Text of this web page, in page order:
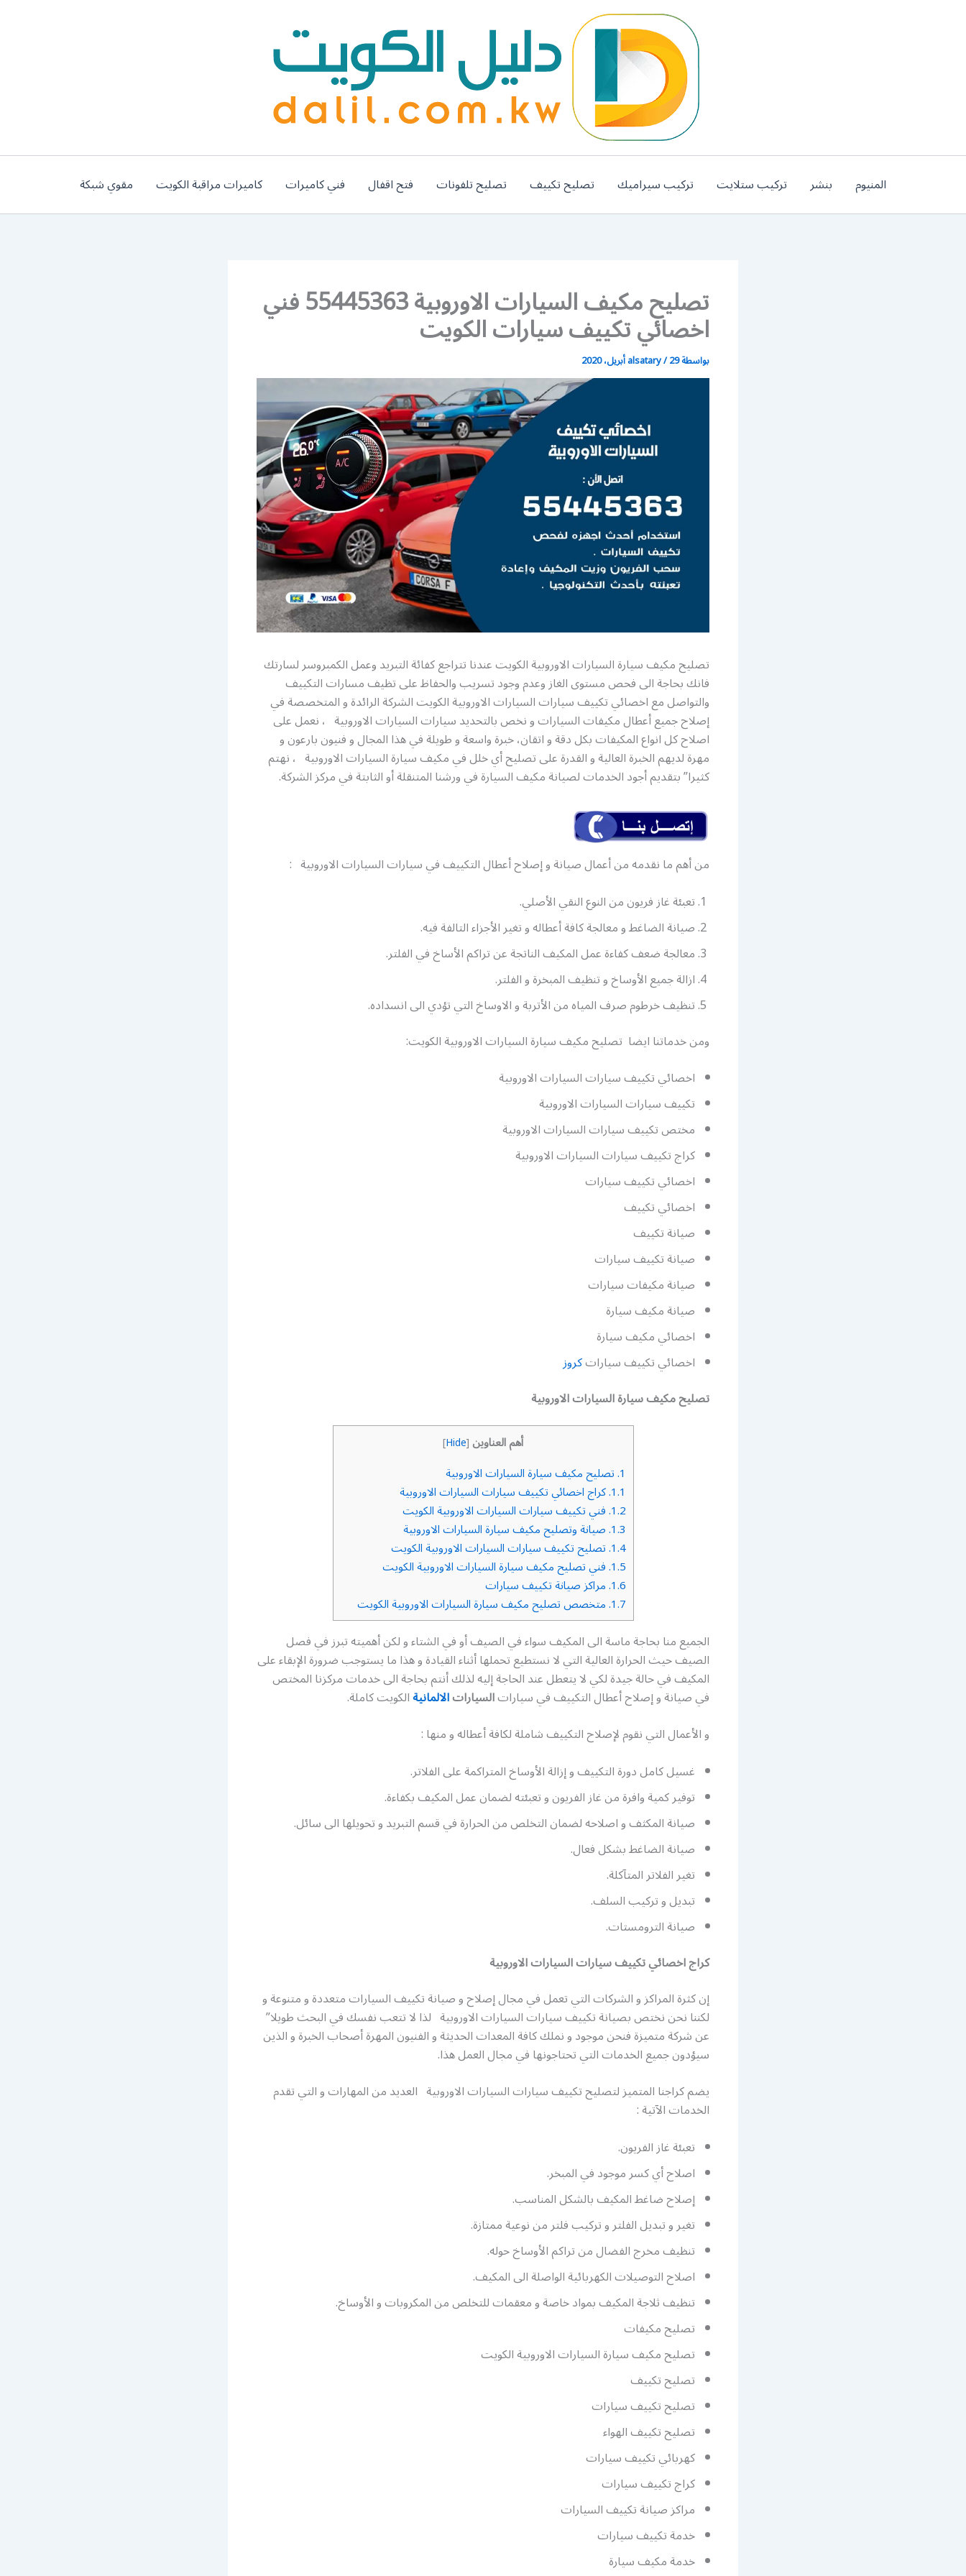
المنيوم بنشر تركيب ستلايت تركيب سيراميك تصليح تكييف تصليح تلفونات فتح اقفال فني كاميرات كاميرات مراقبة الكويت مقوي شبكة
تصليح مكيف السيارات الاوروبية 55445363 فني
اخصائي تكييف سيارات الكويت
بواسطة alsatary/29 أبريل، 2020
تصليح مكيف سيارة السيارات الاوروبية الكويت عندنا تتراجع كفائة التبريد وعمل الكمبروسر لسارتك
فانك بحاجة الى فحص مستوى الغاز وعدم وجود تسريب والحفاظ على تظيف مسارات التكييف
والتواصل مع اخصائي تكييف سيارات السيارات الاوروبية الكويت الشركة الرائدة و المتخصصة في
إصلاح جميع أعطال مكيفات السيارات و نخص بالتحديد سيارات السيارات الاوروبية ، نعمل على
اصلاح كل انواع المكيفات بكل دقة و اتقان، خبرة واسعة و طويلة في هذا المجال و فنيون بارعون و
مهرة لديهم الخبرة العالية و القدرة على تصليح أي خلل في مكيف سيارة السيارات الاوروبية ، نهتم
كثيرا” بتقديم أجود الخدمات لصيانة مكيف السيارة في ورشنا المتنقلة أو الثابتة في مركز الشركة.
من أهم ما نقدمه من أعمال صيانة و إصلاح أعطال التكييف في سيارات السيارات الاوروبية :
تعبئة غاز فريون من النوع النقي الأصلي.
صيانة الضاغط و معالجة كافة أعطاله و تغير الأجزاء التالفة فيه.
معالجة ضعف كفاءة عمل المكيف الناتجة عن تراكم الأساخ في الفلتر.
ازالة جميع الأوساخ و تنظيف المبخرة و الفلتر.
تنظيف خرطوم صرف المياه من الأتربة و الاوساخ التي تؤدي الى انسداده.
ومن خدماتنا ايضا تصليح مكيف سيارة السيارات الاوروبية الكويت:
اخصائي تكييف سيارات السيارات الاوروبية
تكييف سيارات السيارات الاوروبية
مختص تكييف سيارات السيارات الاوروبية
كراج تكييف سيارات السيارات الاوروبية
اخصائي تكييف سيارات
اخصائي تكييف
صيانة تكييف
صيانة تكييف سيارات
صيانة مكيفات سيارات
صيانة مكيف سيارة
اخصائي مكيف سيارة
اخصائي تكييف سياراتكروز
تصليح مكيف سيارة السيارات الاوروبية
أهم العناوين [
Hide
]
1. تصليح مكيف سيارة السيارات الاوروبية
1.1. كراج اخصائي تكييف سيارات السيارات الاوروبية
1.2. فني تكييف سيارات السيارات الاوروبية الكويت
1.3. صيانة وتصليح مكيف سيارة السيارات الاوروبية
1.4. تصليح تكييف سيارات السيارات الاوروبية الكويت
1.5. فني تصليح مكيف سيارة السيارات الاوروبية الكويت
1.6. مراكز صيانة تكييف سيارات
1.7. متخصص تصليح مكيف سيارة السيارات الاوروبية الكويت
الجميع منا بحاجة ماسة الى المكيف سواء في الصيف أو في الشتاء و لكن أهميته تبرز في فصل
الصيف حيث الحرارة العالية التي لا نستطيع تحملها أثناء القيادة و هذا ما يستوجب ضرورة الإبقاء على
المكيف في حالة جيدة لكي لا يتعطل عند الحاجة إليه لذلك أنتم بحاجة الى خدمات مركزنا المختص
في صيانة و إصلاح أعطال التكييف في سياراتالسياراتالالمانيةالكويت كاملة.
و الأعمال التي نقوم لإصلاح التكييف شاملة لكافة أعطاله و منها :
غسيل كامل دورة التكييف و إزالة الأوساخ المتراكمة على الفلاتر.
توفير كمية وافرة من غاز الفريون و تعبئته لضمان عمل المكيف بكفاءة.
صيانة المكثف و اصلاحه لضمان التخلص من الحرارة في قسم التبريد و تحويلها الى سائل.
صيانة الضاغط بشكل فعال.
تغير الفلاتر المتآكلة.
تبديل و تركيب السلف.
صيانة الترومستات.
كراج اخصائي تكييف سيارات السيارات الاوروبية
إن كثرة المراكز و الشركات التي تعمل في مجال إصلاح و صيانة تكييف السيارات متعددة و متنوعة و
لكننا نحن نختص بصيانة تكييف سيارات السيارات الاوروبية لذا لا تتعب نفسك في البحث طويلا”
عن شركة متميزة فنحن موجود و نملك كافة المعدات الحديثة و الفنيون المهرة أصحاب الخبرة و الذين
سيؤدون جميع الخدمات التي تحتاجونها في مجال العمل هذا.
يضم كراجنا المتميز لتصليح تكييف سيارات السيارات الاوروبية العديد من المهارات و التي تقدم
الخدمات الآتية :
تعبئة غاز الفريون.
اصلاح أي كسر موجود في المبخر.
إصلاح ضاغط المكيف بالشكل المناسب.
تغير و تبديل الفلتر و تركيب فلتر من نوعية ممتازة.
تنظيف مخرج الفضال من تراكم الأوساخ حوله.
اصلاح التوصيلات الكهربائية الواصلة الى المكيف.
تنظيف ثلاجة المكيف بمواد خاصة و معقمات للتخلص من المكروبات و الأوساخ.
تصليح مكيفات
تصليح مكيف سيارة السيارات الاوروبية الكويت
تصليح تكييف
تصليح تكييف سيارات
تصليح تكييف الهواء
كهربائي تكييف سيارات
كراج تكييف سيارات
مراكز صيانة تكييف السيارات
خدمة تكييف سيارات
خدمة مكيف سيارة